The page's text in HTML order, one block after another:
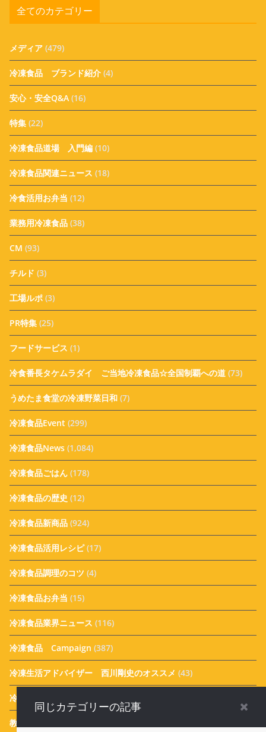
全てのカテゴリー
メディア (479)
冷凍食品 ブランド紹介 (4)
安心・安全Q&A (16)
特集 (22)
冷凍食品道場 入門編 (10)
冷凍食品関連ニュース (18)
冷食活用お弁当 (12)
業務用冷凍食品 (38)
CM (93)
チルド (3)
工場ルポ (3)
PR特集 (25)
フードサービス (1)
冷食番長タケムラダイ ご当地冷凍食品☆全国制覇への道 (73)
うめたま食堂の冷凍野菜日和 (7)
冷凍食品Event (299)
冷凍食品News (1,084)
冷凍食品ごはん (178)
冷凍食品の歴史 (12)
冷凍食品新商品 (924)
冷凍食品活用レシピ(17)
冷凍食品調理のコツ (4)
冷凍食品お弁当 (15)
冷凍食品業界ニュース (116)
冷凍食品 Campaign (387)
冷凍生活アドバイザー 西川剛史のオススメ (43)
冷凍生活アドバイザー 西川式ホームフリージング
教えて！実花先生 冷凍食品アレンジメニュー
同じカテゴリーの記事